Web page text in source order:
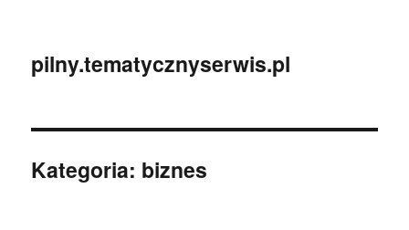
pilny.tematycznyserwis.pl
Kategoria: biznes